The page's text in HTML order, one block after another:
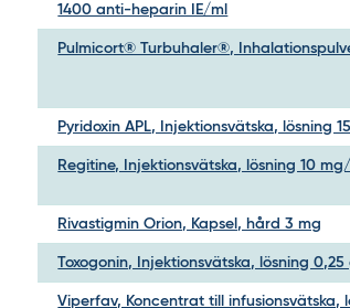
1400 anti-heparin IE/ml
Pulmicort® Turbuhaler®,
Pyridoxin APL, Injektionsvätska, lösning
Regitine, Injektionsvätska, lösning 10
Rivastigmin Orion, Kapsel, hård 3 mg
Toxogonin, Injektionsvätska, lösning 0,25
Viperfav, Koncentrat till infusionsvätska,